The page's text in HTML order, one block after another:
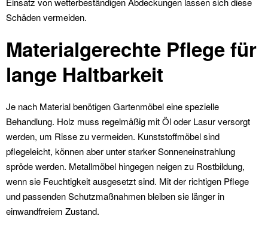
Schäden vermeiden.
Materialgerechte Pflege für
lange Haltbarkeit
Je nach Material benötigen Gartenmöbel eine spezielle
Behandlung. Holz muss regelmäßig mit Öl oder Lasur versorgt
werden, um Risse zu vermeiden. Kunststoffmöbel sind
pflegeleicht, können aber unter starker Sonneneinstrahlung
spröde werden. Metallmöbel hingegen neigen zu Rostbildung,
wenn sie Feuchtigkeit ausgesetzt sind. Mit der richtigen Pflege
und passenden Schutzmaßnahmen bleiben sie länger in
einwandfreiem Zustand.